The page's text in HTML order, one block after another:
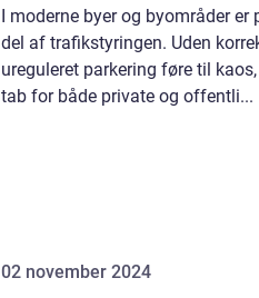
I moderne byer og byområder
del af trafikstyringen. Uden
ureguleret parkering føre til
tab for både private og offentli...
02 november 2024